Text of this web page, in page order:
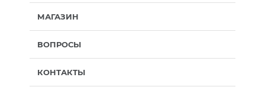
МАГАЗИН
ВОПРОСЫ
КОНТАКТЫ